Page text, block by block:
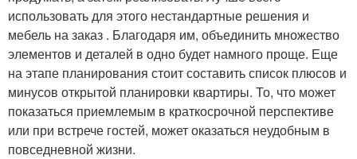
использовать для этого нестандартные решения и
мебель на заказ . Благодаря им, объединить множество
элементов и деталей в одно будет намного проще. Еще
на этапе планирования стоит составить список плюсов и
минусов открытой планировки квартиры. То, что может
показаться приемлемым в краткосрочной перспективе
или при встрече гостей, может оказаться неудобным в
повседневной жизни.